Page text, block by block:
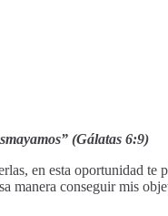
(Gálatas 6:9)
en esta oportunidad te
manera conseguir mis